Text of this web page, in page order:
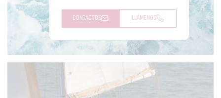
CONTACTOS LLÁMENOS